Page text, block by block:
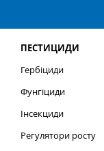
ПЕСТИЦИДИ
Гербіциди
Фунгіциди
Інсекциди
Регулятори росту